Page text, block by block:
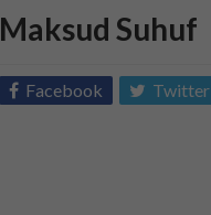
Maksud Suhuf
Facebook Twitter